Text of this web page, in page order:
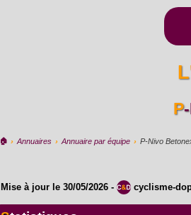
🏠︎ › Annuaires › Annuaire par équipe › P-Nivo
Mise à jour le 30/05/2026 - cyclisme-